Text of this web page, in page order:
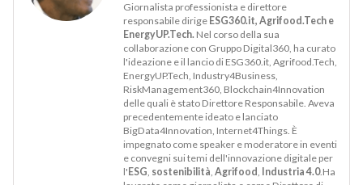
Giornalista professionista e direttore
responsabile dirige ESG360.it, Agrifood.Tech e
EnergyUP.Tech. Nel corso della sua
collaborazione con Gruppo Digital360, ha curato
l'ideazione e il lancio di ESG360.it, Agrifood.Tech,
EnergyUP.Tech, Industry4Business,
RiskManagement360, Blockchain4Innovation
delle quali è stato Direttore Responsabile. Aveva
precedentemente ideato e lanciato
BigData4Innovation, Internet4Things. È
impegnato come speaker e moderatore in eventi
e convegni sui temi dell'innovazione digitale per
l' ESG, sostenibilità, Agrifood, Industria 4.0.Ha